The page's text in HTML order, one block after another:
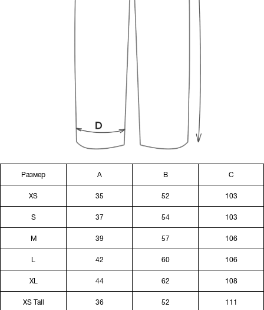
Размер A B C
XS 35 52 103
S 37 54 103
M 39 57 106
L 42 60 106
XL 44 62 108
XS Tall 36 52 111